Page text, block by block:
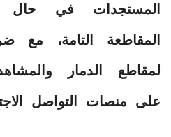
المستجدات في
المقاطعة التامة، مع
لمقاطع الدمار
على منصات التواصل